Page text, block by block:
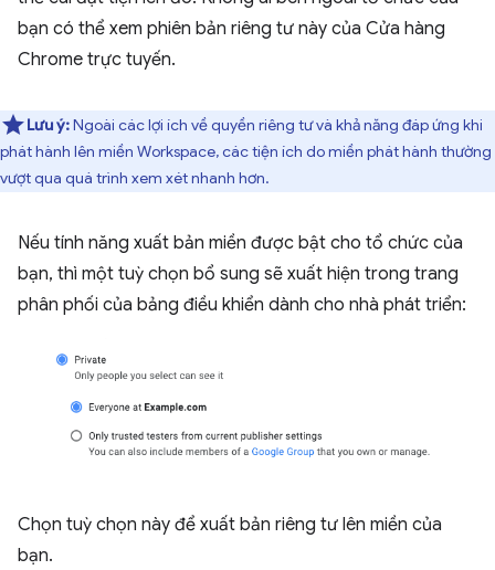
bạn có thể xem phiên bản riêng tư này của Cửa hàng
Chrome trực tuyến.
Lưu ý:Ngoài các lợi ích về quyền riêng tư và khả năng đáp ứng khi
phát hành lên miền Workspace, các tiện ích do miền phát hành thường
vượt qua quá trình xem xét nhanh hơn.
Nếu tính năng xuất bản miền được bật cho tổ chức của
bạn, thì một tuỳ chọn bổ sung sẽ xuất hiện trong trang
phân phối của bảng điều khiển dành cho nhà phát triển:
Chọn tuỳ chọn này để xuất bản riêng tư lên miền của
bạn.